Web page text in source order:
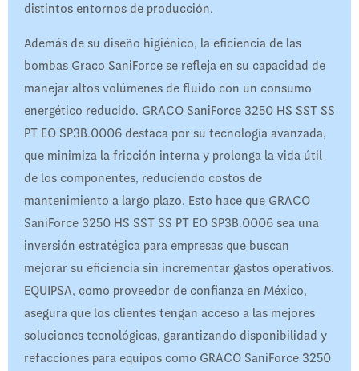
distintos entornos de producción.
Además de su diseño higiénico, la eficiencia de las
bombas Graco SaniForce se refleja en su capacidad de
manejar altos volúmenes de fluido con un consumo
energético reducido. GRACO SaniForce 3250 HS SST SS
PT EO SP3B.0006 destaca por su tecnología avanzada,
que minimiza la fricción interna y prolonga la vida útil
de los componentes, reduciendo costos de
mantenimiento a largo plazo. Esto hace que GRACO
SaniForce 3250 HS SST SS PT EO SP3B.0006 sea una
inversión estratégica para empresas que buscan
mejorar su eficiencia sin incrementar gastos operativos.
EQUIPSA, como proveedor de confianza en México,
asegura que los clientes tengan acceso a las mejores
soluciones tecnológicas, garantizando disponibilidad y
refacciones para equipos como GRACO SaniForce 3250